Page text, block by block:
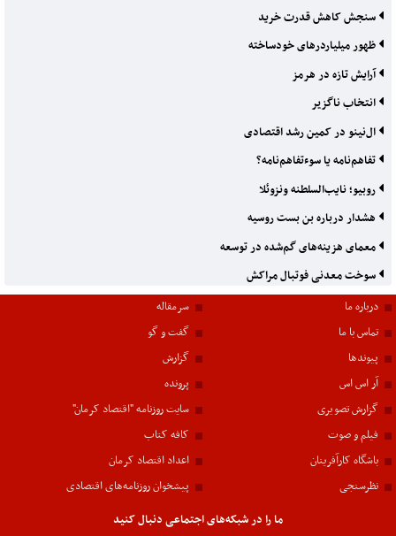
سنجش کاهش قدرت خرید
ظهور میلیاردرهای خودساخته
آرایش تازه در هرمز
انتخاب ناگزیر
ال‌نینو در کمین رشد اقتصادی
تفاهم‌نامه یا سوءتفاهم‌نامه؟
روبیو؛ نایب‌السلطنه ونزوئلا
هشدار درباره بن بست روسیه
معمای هزینه‌های گم‌شده در توسعه
سوخت معدنی فوتبال مراکش
درباره ما
تماس با ما
پیوندها
آر اس اس
سرمقاله
گفت و گو
گزارش
پرونده
گزارش تصویری
فیلم و صوت
باشگاه کارآفرینان
نظرسنجی
سایت روزنامه "اقتصاد کرمان"
کافه کتاب
اعداد اقتصاد کرمان
پیشخوان روزنامه‌های اقتصادی
ما را در شبکه‌های اجتماعی دنبال کنید